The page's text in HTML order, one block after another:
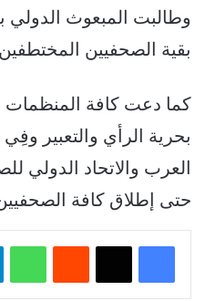
وطالبت المبعوث الدولي
بقية الصحفيين
كما دعت كافة المنظمات
بحرية الرأي والتعبير
العرب والاتحاد الدولي
حتى إطلاق كافة
واتساب